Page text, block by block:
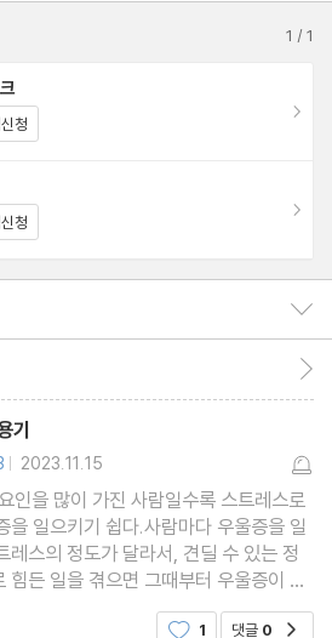
다양하다. 우울을 겪은 당사자이자 우울
을 선사하는 동시에 신뢰할 수 있는 귀중
이후로 수많은 독자의 공감 어린 반응이
렇다며 토로해오는 동료 의사가 많았고,
우울증 경험으로 도리어 자신을 얻게 되
다. 그가 먼저 세상에 내보인 용감한 고
복잡하고도 고통스러운 감정을 언어로
어려워한다고 한다. 그 우울의 경로를
리고 전문의로서의 공감 어린 상담치료
정말 특별하다. 인지심리학자 김경일,
1 /1
청
청
기
| 2023.11.15
인을 많이 가진 사람일수록 스트레스로
을 일으키기 쉽다.사람마다 우울증을 일
레스의 정도가 달라서, 견딜 수 있는 정
힘든 일을 겪으면 그때부터 우울증이 찾
같다. p.29# 나는 스트레스를 받을 때면
불안해진다.그러다가 내 삶에 대한 통제
1 댓글 0